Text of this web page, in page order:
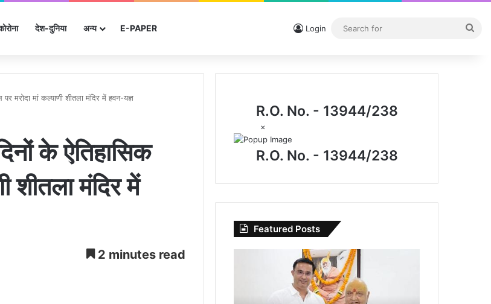
देश-दुनिया अन्‍य E-PAPER Login
मरोदा मां कल्याणी शीतला मंदिर में हवन-यज्ञ
के ऐतिहासिक
शीतला मंदिर में
2 minutes read
R.O. No. - 13944/238
×
R.O. No. - 13944/238
Featured Posts